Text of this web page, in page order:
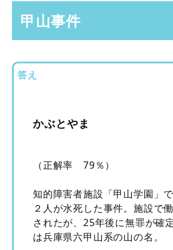
甲山事件
答え
かぶとやま
（正解率 79％）
知的障害者施設「甲山学園」
２人が水死した事件。施設で
されたが、25年後に無罪が確
は兵庫県六甲山系の山の名。